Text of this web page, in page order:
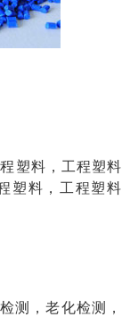
塑料，工程塑料
塑料，工程塑料
测，老化检测，